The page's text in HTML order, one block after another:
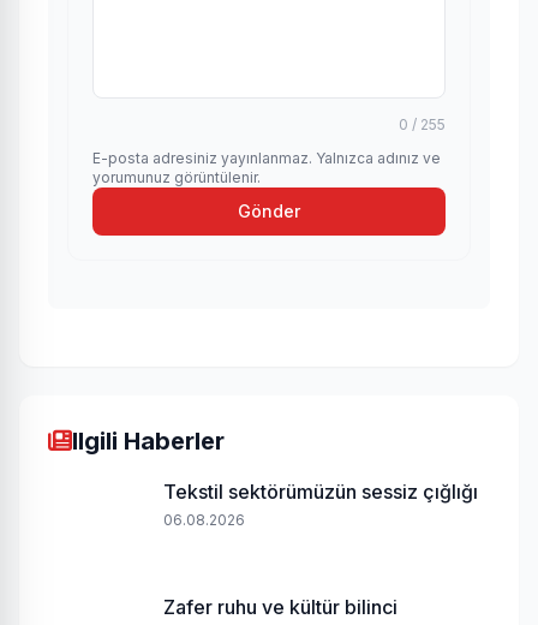
0 / 255
E-posta adresiniz yayınlanmaz. Yalnızca adınız ve
yorumunuz görüntülenir.
Gönder
Ilgili Haberler
Tekstil sektörümüzün sessiz çığlığı
06.08.2026
Zafer ruhu ve kültür bilinci